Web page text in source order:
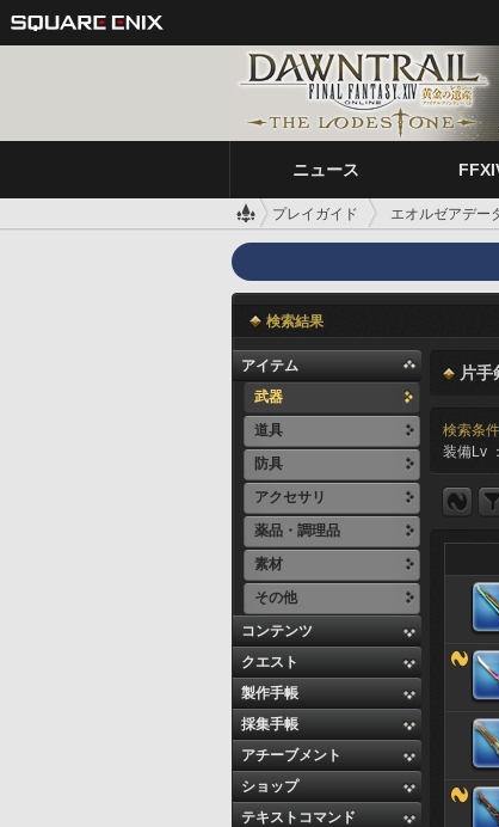
ニュース
プレイガイド エオルゼアデー
検索結果
アイテム
武器
道具
防具
アクセサリ
薬品・調理品
素材
その他
コンテンツ
クエスト
製作手帳
採集手帳
アチーブメント
ショップ
テキストコマンド
片手
検索条件
装備Lv